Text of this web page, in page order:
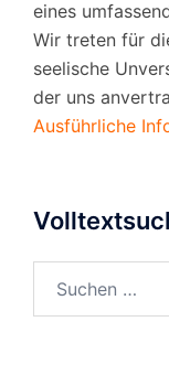
eines
Wir treten für
seelische
der uns
Ausführliche
nach: